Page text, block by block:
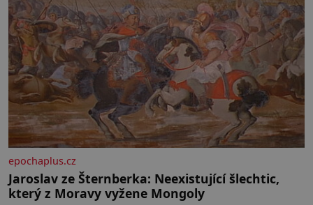
epochaplus.cz
Jaroslav ze Šternberka: Neexistující šlechtic,
který z Moravy vyžene Mongoly